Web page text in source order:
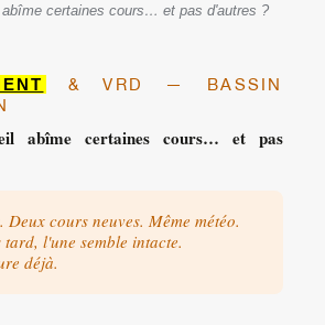
certaines cours… et pas d'autres ?
& VRD — BASSIN
abîme certaines cours… et pas
Deux cours neuves. Même météo.
tard, l'une semble intacte.
déjà.